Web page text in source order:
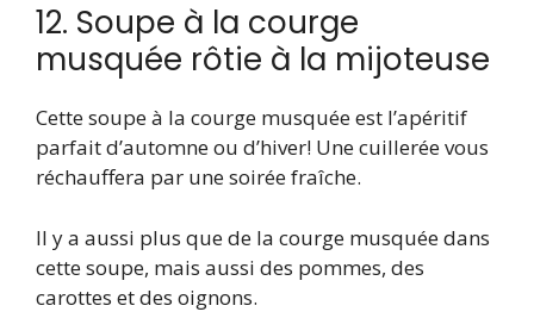
12. Soupe à la courge
musquée rôtie à la mijoteuse
Cette soupe à la courge musquée est l’apéritif
parfait d’automne ou d’hiver! Une cuillerée vous
réchauffera par une soirée fraîche.
Il y a aussi plus que de la courge musquée dans
cette soupe, mais aussi des pommes, des
carottes et des oignons.